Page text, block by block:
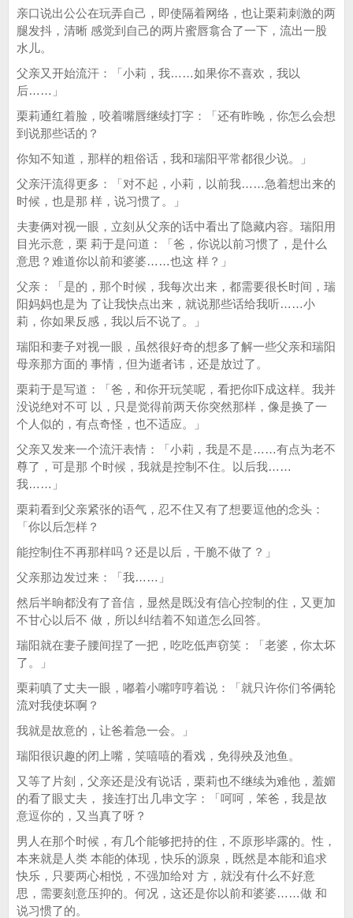
亲口说出公公在玩弄自己，即使隔着网络，也让栗莉刺激的两
腿发抖，清晰 感觉到自己的两片蜜唇翕合了一下，流出一股
水儿。
父亲又开始流汗：「小莉，我……如果你不喜欢，我以
后……」
栗莉通红着脸，咬着嘴唇继续打字：「还有昨晚，你怎么会想
到说那些话的？
你知不知道，那样的粗俗话，我和瑞阳平常都很少说。」
父亲汗流得更多：「对不起，小莉，以前我……急着想出来的
时候，也是那 样，说习惯了。」
夫妻俩对视一眼，立刻从父亲的话中看出了隐藏内容。瑞阳用
目光示意，栗 莉于是问道：「爸，你说以前习惯了，是什么
意思？难道你以前和婆婆……也这 样？」
父亲：「是的，那个时候，我每次出来，都需要很长时间，瑞
阳妈妈也是为 了让我快点出来，就说那些话给我听……小
莉，你如果反感，我以后不说了。」
瑞阳和妻子对视一眼，虽然很好奇的想多了解一些父亲和瑞阳
母亲那方面的 事情，但为逝者讳，还是放过了。
栗莉于是写道：「爸，和你开玩笑呢，看把你吓成这样。我并
没说绝对不可 以，只是觉得前两天你突然那样，像是换了一
个人似的，有点奇怪，也不适应。」
父亲又发来一个流汗表情：「小莉，我是不是……有点为老不
尊了，可是那 个时候，我就是控制不住。以后我……
我……」
栗莉看到父亲紧张的语气，忍不住又有了想要逗他的念头：
「你以后怎样？
能控制住不再那样吗？还是以后，干脆不做了？」
父亲那边发过来：「我……」
然后半晌都没有了音信，显然是既没有信心控制的住，又更加
不甘心以后不 做，所以纠结着不知道怎么回答。
瑞阳就在妻子腰间捏了一把，吃吃低声窃笑：「老婆，你太坏
了。」
栗莉嗔了丈夫一眼，嘟着小嘴哼哼着说：「就只许你们爷俩轮
流对我使坏啊？
我就是故意的，让爸着急一会。」
瑞阳很识趣的闭上嘴，笑嘻嘻的看戏，免得殃及池鱼。
又等了片刻，父亲还是没有说话，栗莉也不继续为难他，羞媚
的看了眼丈夫， 接连打出几串文字：「呵呵，笨爸，我是故
意逗你的，又当真了呀？
男人在那个时候，有几个能够把持的住，不原形毕露的。性，
本来就是人类 本能的体现，快乐的源泉，既然是本能和追求
快乐，只要两心相悦，不强加给对 方，就没有什么不好意
思，需要刻意压抑的。何况，这还是你以前和婆婆……做 和
说习惯了的。